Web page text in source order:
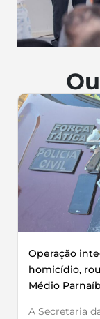
Operação
homicídio,
Médio
A Secretaria